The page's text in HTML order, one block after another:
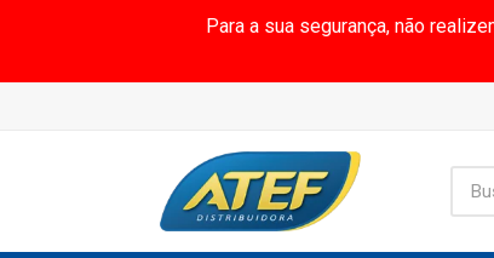
Para a sua segurança, não